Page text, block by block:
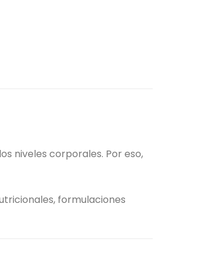
niveles corporales. Por eso,
formulaciones